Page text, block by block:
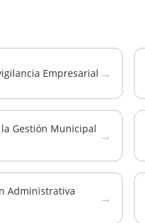
Empresarial →
Gestión Municipal →
Administrativa
→